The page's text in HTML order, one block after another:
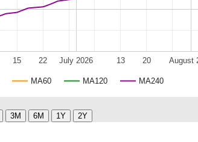
MA60 MA120 MA240
July 2026 August
15 22 13 20